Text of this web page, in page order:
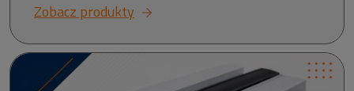
Zobacz produkty